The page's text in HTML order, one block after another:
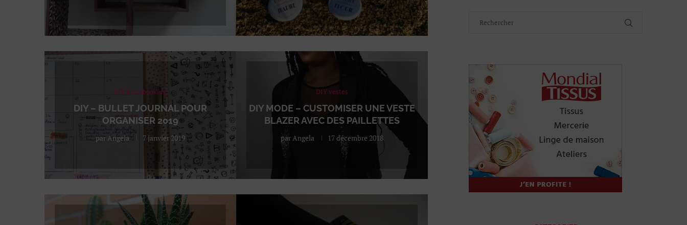
DIY Scrapbooking
DIY – BULLET JOURNAL POUR
ORGANISER 2019
par Angela 7 janvier 2019
DIY vestes
DIY MODE – CUSTOMISER UNE VESTE
BLAZER AVEC DES PAILLETTES
par Angela 17 décembre 2018